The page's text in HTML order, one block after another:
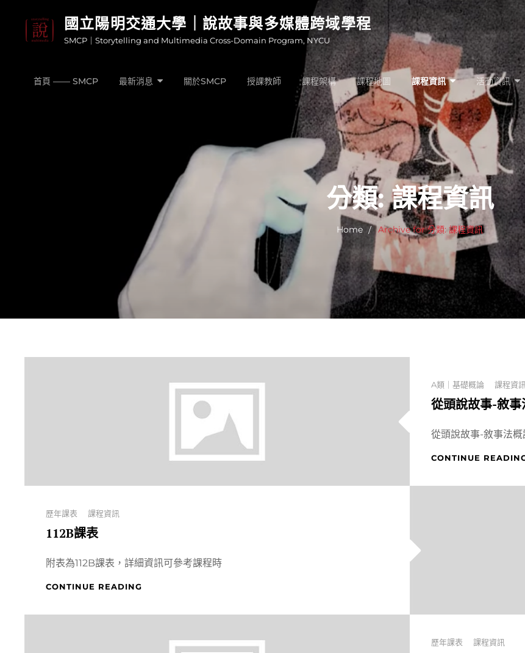
content
國立陽明交通大學｜說故事與多媒體跨域學程
SMCP｜Storytelling and Multimedia Cross-Domain Program, NYCU
首頁 —— SMCP 最新消息 關於SMCP 授課教師 課程架構 課程地圖 課程資訊 活動資訊
分類:課程資訊
Home Archive for分類: 課程資訊
Categories
A類｜基礎概論 課程資訊
從頭說故事-敘事
從頭說故事-敘事法
CONTINUE
Categories
歷年課表 課程資訊
112B課表
附表為112B課表，詳細資訊可參考課程時
CONTINUE READING
Categories
歷年課表 課程資訊